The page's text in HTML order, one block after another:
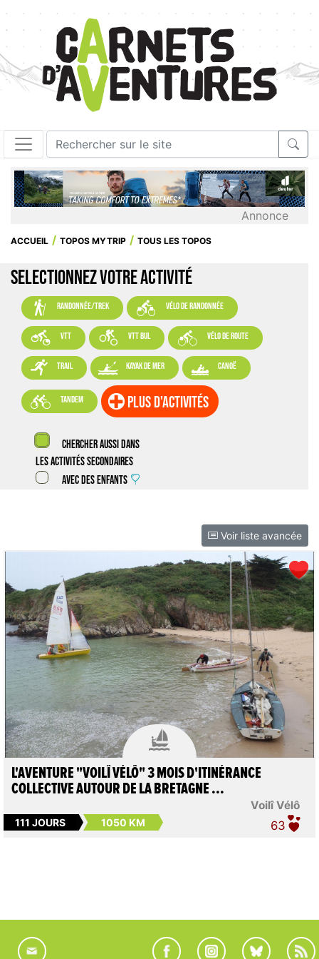
Annonce
ACCUEIL TOPOS MYTRIP TOUS LES TOPOS
SELECTIONNEZ VOTRE ACTIVITÉ
 randonnée/trek  vélo de randonnée
 VTT  VTT BUL  vélo de route
 trail  kayak de mer  canoë
 tandem plus d'activités
Chercher aussi dans
les activités secondaires
Avec des enfants
Voir liste avancée

Voilî Vélô
L'AVENTURE "VOILÎ VÉLÔ" 3 MOIS D'ITINÉRANCE
COLLECTIVE AUTOUR DE LA BRETAGNE ...
111 JOURS 1050 KM 63